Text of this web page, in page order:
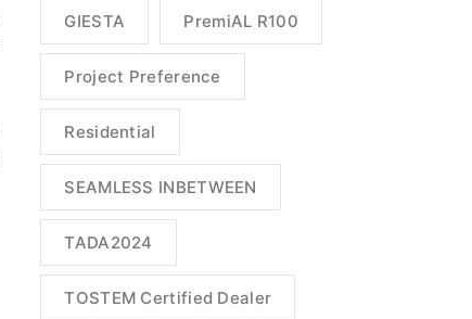
GIESTA PremiAL R100
Project Preference
Residential
SEAMLESS INBETWEEN
TADA2024
TOSTEM Certified Dealer